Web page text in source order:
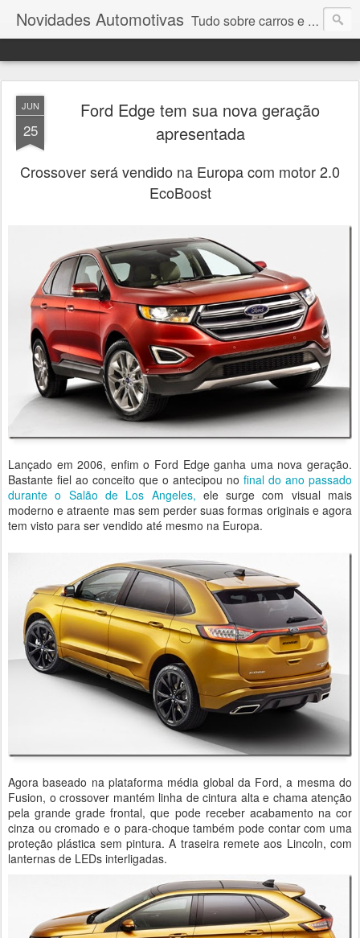
Novidades Automotivas Tudo sobre carros e motores
JUN
25
Ford Edge tem sua nova geração
apresentada
Crossover será vendido na Europa com motor 2.0
EcoBoost
Lançado em 2006, enfim o Ford Edge ganha uma nova geração.
Bastante fiel ao conceito que o antecipou no final do ano passado
durante o Salão de Los Angeles, ele surge com visual mais
moderno e atraente mas sem perder suas formas originais e agora
tem visto para ser vendido até mesmo na Europa.
Agora baseado na plataforma média global da Ford, a mesma do
Fusion, o crossover mantém linha de cintura alta e chama atenção
pela grande grade frontal, que pode receber acabamento na cor
cinza ou cromado e o para-choque também pode contar com uma
proteção plástica sem pintura. A traseira remete aos Lincoln, com
lanternas de LEDs interligadas.